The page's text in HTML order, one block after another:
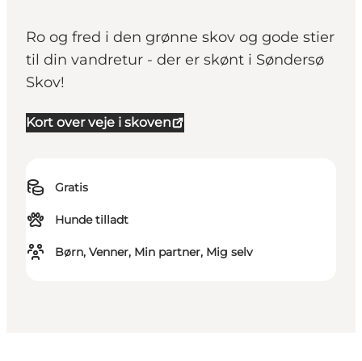
Ro og fred i den grønne skov og gode stier
til din vandretur - der er skønt i Søndersø
Skov!
Kort over veje i skoven
Gratis
Hunde tilladt
Børn, Venner, Min partner, Mig selv